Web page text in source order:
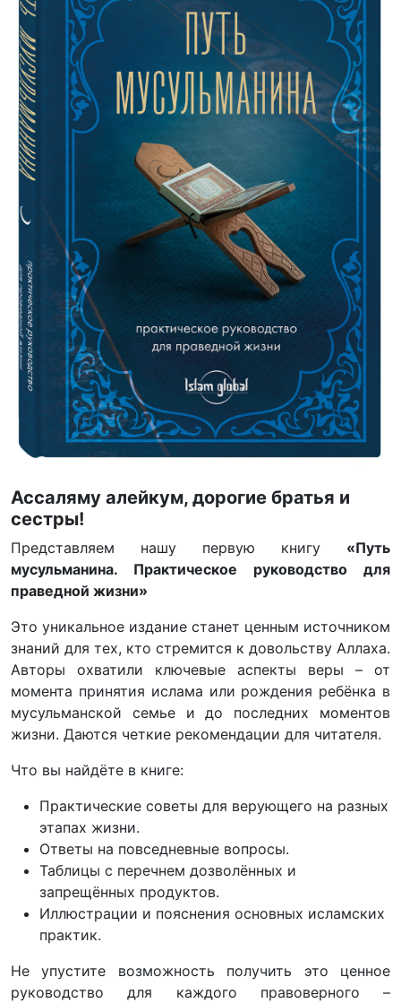
Ассаляму алейкум, дорогие братья и
сестры!
Представляем нашу первую книгу «Путь
мусульманина. Практическое руководство для
праведной жизни»
Это уникальное издание станет ценным источником
знаний для тех, кто стремится к довольству Аллаха.
Авторы охватили ключевые аспекты веры – от
момента принятия ислама или рождения ребёнка в
мусульманской семье и до последних моментов
жизни. Даются четкие рекомендации для читателя.
Что вы найдёте в книге:
Практические советы для верующего на разных
этапах жизни.
Ответы на повседневные вопросы.
Таблицы с перечнем дозволённых и
запрещённых продуктов.
Иллюстрации и пояснения основных исламских
практик.
Не упустите возможность получить это ценное
руководство для каждого правоверного –